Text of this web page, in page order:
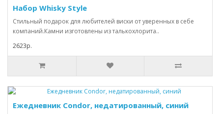
Набор Whisky Style
Стильный подарок для любителей виски от уверенных в себе
компаний.Камни изготовлены из талькохлорита..
2623р.
Ежедневник Condor, недатированный, синий